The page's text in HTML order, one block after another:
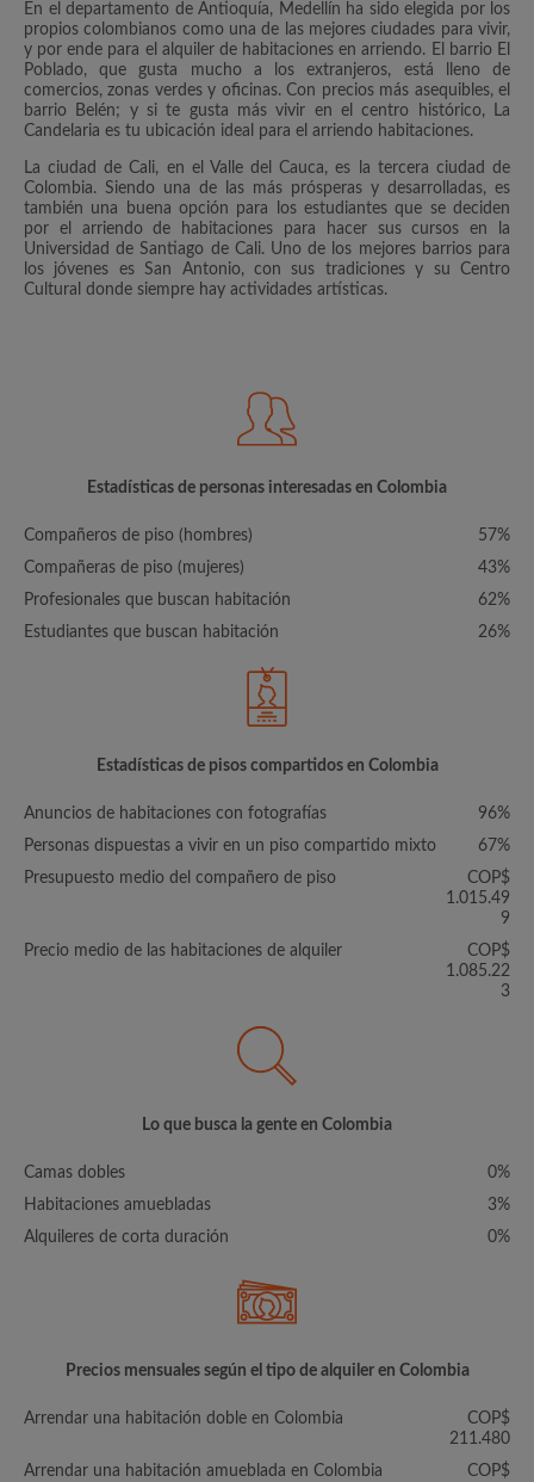
En el departamento de Antioquía, Medellín ha sido elegida por los
propios colombianos como una de las mejores ciudades para vivir,
y por ende para el alquiler de habitaciones en arriendo. El barrio El
Poblado, que gusta mucho a los extranjeros, está lleno de
comercios, zonas verdes y oficinas. Con precios más asequibles, el
barrio Belén; y si te gusta más vivir en el centro histórico, La
Candelaria es tu ubicación ideal para el arriendo habitaciones.
La ciudad de Cali, en el Valle del Cauca, es la tercera ciudad de
Colombia. Siendo una de las más prósperas y desarrolladas, es
también una buena opción para los estudiantes que se deciden
por el arriendo de habitaciones para hacer sus cursos en la
Universidad de Santiago de Cali. Uno de los mejores barrios para
los jóvenes es San Antonio, con sus tradiciones y su Centro
Cultural donde siempre hay actividades artísticas.
Estadísticas de personas interesadas en Colombia
Compañeros de piso (hombres)
57%
Compañeras de piso (mujeres)
43%
Profesionales que buscan habitación
62%
Estudiantes que buscan habitación
26%
Estadísticas de pisos compartidos en Colombia
Anuncios de habitaciones con fotografías
96%
Personas dispuestas a vivir en un piso compartido mixto
67%
Presupuesto medio del compañero de piso
COP$
1.015.49
9
Precio medio de las habitaciones de alquiler
COP$
1.085.22
3
Lo que busca la gente en Colombia
Camas dobles
0%
Habitaciones amuebladas
3%
Alquileres de corta duración
0%
Precios mensuales según el tipo de alquiler en Colombia
Arrendar una habitación doble en Colombia
COP$
211.480
Arrendar una habitación amueblada en Colombia
COP$